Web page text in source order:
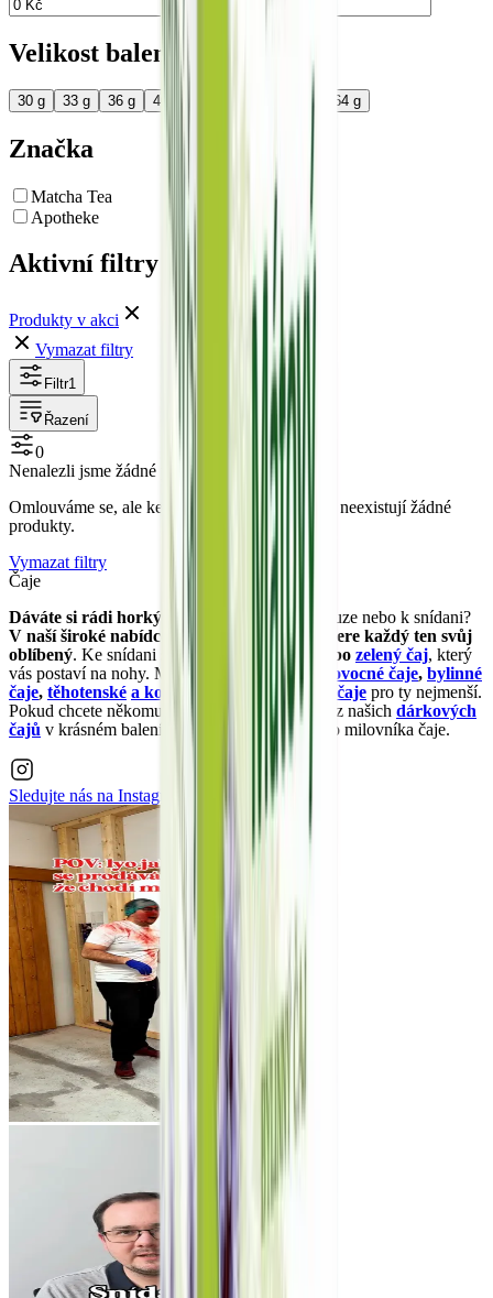
Velikost balení
30 g 33 g 36 g 40 g 60 g 64 g
Značka
Matcha Tea
Apotheke
Aktivní filtry
Produkty v akci
Vymazat filtry
Filtr1
Řazení
0
Nenalezli jsme žádné produkty
Omlouváme se, ale ke zvolené kombinaci filtrů neexistují žádné
produkty.
Vymazat filtry
Čaje
Dáváte si rádi horký
při své odpolední pauze nebo k snídani?
V naší široké nabídce výborných čajů si vybere každý ten svůj
oblíbený. Ke snídani se nejvíce hodí černý nebo zelený čaj, který
vás postaví na nohy. Máme ale také vynikající
ovocné čaje, bylinné
čaje, těhotenské a kojicí čaje , ale také dětské čaje pro ty nejmenší.
Pokud chcete někomu udělat radost, vyberte si z našich dárkových
čajů v krásném balení, kterým potěšíte každého milovníka čaje.
Sledujte nás na Instagramu